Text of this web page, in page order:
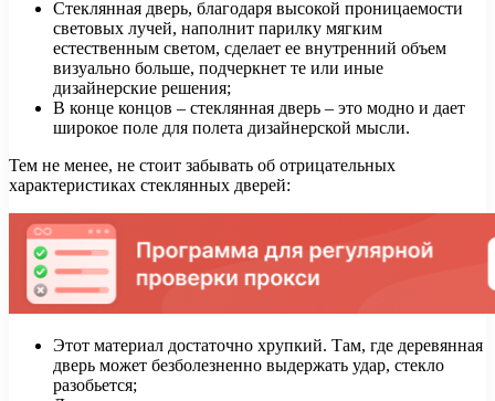
Стеклянная дверь, благодаря высокой проницаемости
световых лучей, наполнит парилку мягким
естественным светом, сделает ее внутренний объем
визуально больше, подчеркнет те или иные
дизайнерские решения;
В конце концов – стеклянная дверь – это модно и дает
широкое поле для полета дизайнерской мысли.
Тем не менее, не стоит забывать об отрицательных
характеристиках стеклянных дверей:
Этот материал достаточно хрупкий. Там, где деревянная
дверь может безболезненно выдержать удар, стекло
разобьется;